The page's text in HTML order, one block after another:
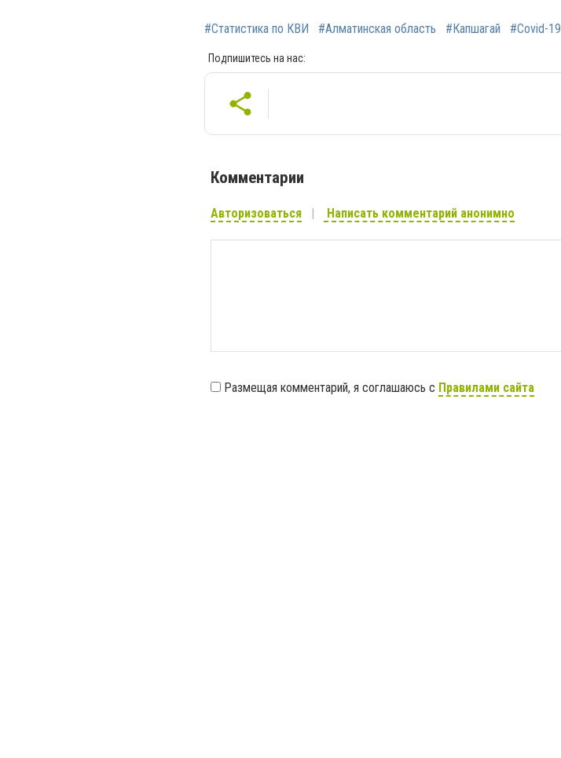
#Статистика по КВИ #Алматинская область #Капшагай #Covid-19
Подпишитесь на нас:
Комментарии
Авторизоваться Написать комментарий анонимно
Размещая комментарий, я соглашаюсь с Правилами сайта